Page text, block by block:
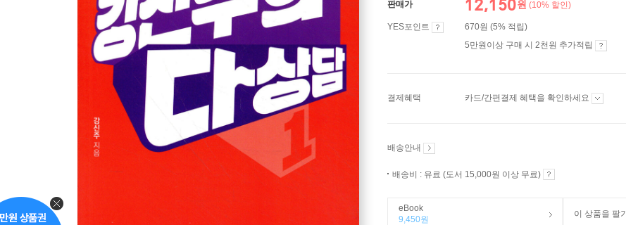
판매가 12,150원 (10% 할인)
YES포인트
670원 (5% 적립)
5만원이상 구매 시 2천원 추가적립
결제혜택 카드/간편결제 혜택을 확인하세요
배송안내
배송비 : 유료 (도서 15,000원 이상 무료)
eBook
9,450원
이 상품을 팔기